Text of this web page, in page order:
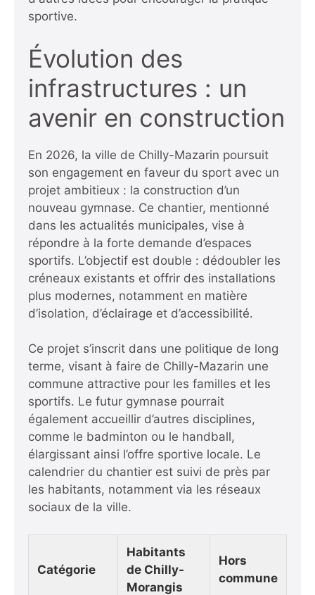
sportive.
Évolution des
infrastructures : un
avenir en construction
En 2026, la ville de Chilly-Mazarin poursuit
son engagement en faveur du sport avec un
projet ambitieux : la construction d’un
nouveau gymnase. Ce chantier, mentionné
dans les actualités municipales, vise à
répondre à la forte demande d’espaces
sportifs. L’objectif est double : dédoubler les
créneaux existants et offrir des installations
plus modernes, notamment en matière
d’isolation, d’éclairage et d’accessibilité.
Ce projet s’inscrit dans une politique de long
terme, visant à faire de Chilly-Mazarin une
commune attractive pour les familles et les
sportifs. Le futur gymnase pourrait
également accueillir d’autres disciplines,
comme le badminton ou le handball,
élargissant ainsi l’offre sportive locale. Le
calendrier du chantier est suivi de près par
les habitants, notamment via les réseaux
sociaux de la ville.
Catégorie
Habitants
de Chilly-
Morangis
Hors
commune